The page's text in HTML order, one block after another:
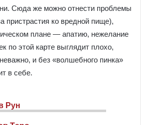
Сюда же можно отнести проблемы
пристрастия ко вредной пище),
плане — апатию, нежелание
по этой карте выглядит плохо,
и без «волшебного пинка»
в себе.